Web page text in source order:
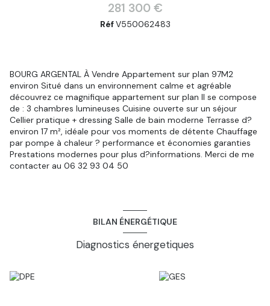
281 300 €
RéfV550062483
BOURG ARGENTAL À Vendre Appartement sur plan 97M2
environ Situé dans un environnement calme et agréable
découvrez ce magnifique appartement sur plan Il se compose
de : 3 chambres lumineuses Cuisine ouverte sur un séjour
Cellier pratique + dressing Salle de bain moderne Terrasse d?
environ 17 m², idéale pour vos moments de détente Chauffage
par pompe à chaleur ? performance et économies garanties
Prestations modernes pour plus d?informations. Merci de me
contacter au 06 32 93 04 50
BILAN ÉNERGÉTIQUE
Diagnostics énergetiques